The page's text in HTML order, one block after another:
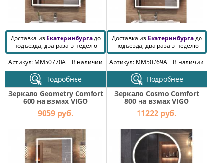
Доставка из Екатеринбургадо
подъезда, два раза в неделю
Артикул: MM50770A
В наличии
Подробнее
Доставка из Екатеринбургадо
подъезда, два раза в неделю
Артикул: MM50769A
В наличии
Подробнее
Зеркало Geometry Comfort
600 на взмах VIGO
9059 руб.
Зеркало Cosmo Comfort
800 на взмах VIGO
11222 руб.